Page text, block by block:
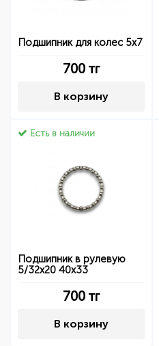
Подшипник для колес 5x7
700 тг
В корзину
Есть в наличии
Подшипник в рулевую
5/32x20 40x33
700 тг
В корзину